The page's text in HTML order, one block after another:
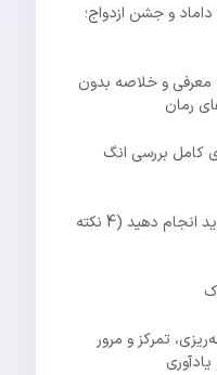
و جشن ازدواج؛
و خلاصه بدون
رمان
کامل بررسی انگ
اشتباهاتی که هنگام خرید قهوه نباید انجام دهید (4 نکته
تمرکز و مرور